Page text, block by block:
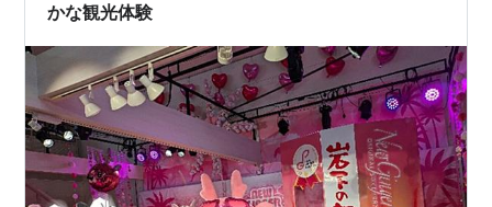
かな観光体験